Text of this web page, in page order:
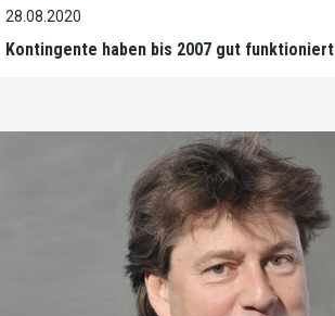
28.08.2020
Kontingente haben bis 2007 gut funktioniert